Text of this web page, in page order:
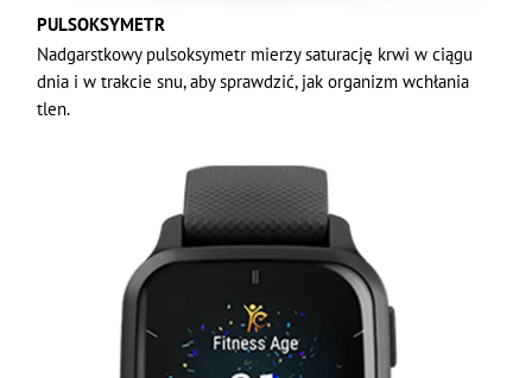
PULSOKSYMETR
Nadgarstkowy pulsoksymetr mierzy saturację krwi w ciągu
dnia i w trakcie snu, aby sprawdzić, jak organizm wchłania
tlen.